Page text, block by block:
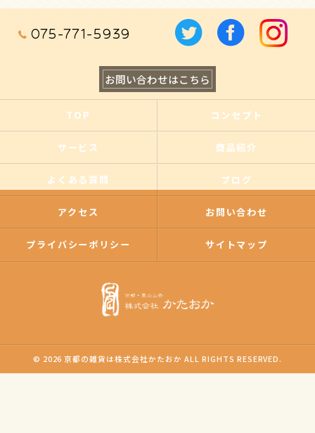
075-771-5939
お問い合わせはこちら
TOP コンセプト
サービス 商品紹介
よくある質問 ブログ
アクセス お問い合わせ
プライバシーポリシー サイトマップ
© 2026 京都の雑貨は株式会社かたおか ALL RIGHTS RESERVED.